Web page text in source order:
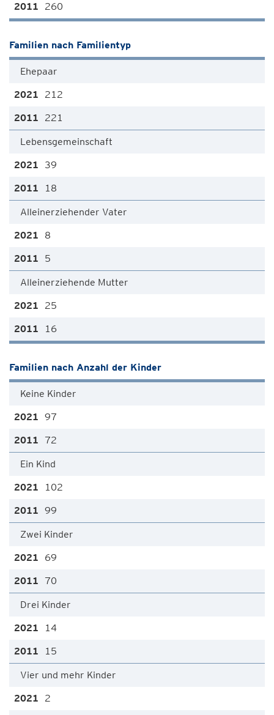
260
Familien nach Familientyp
Ehepaar
212
221
Lebensgemeinschaft
39
18
Alleinerziehender Vater
8
5
Alleinerziehende Mutter
25
16
Familien nach Anzahl der Kinder
Keine Kinder
97
72
Ein Kind
102
99
Zwei Kinder
69
70
Drei Kinder
14
15
Vier und mehr Kinder
2